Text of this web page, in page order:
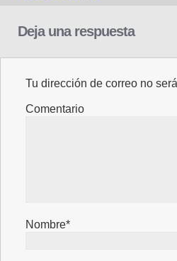
Deja una respuesta
Tu dirección de correo no
Comentario
Nombre*